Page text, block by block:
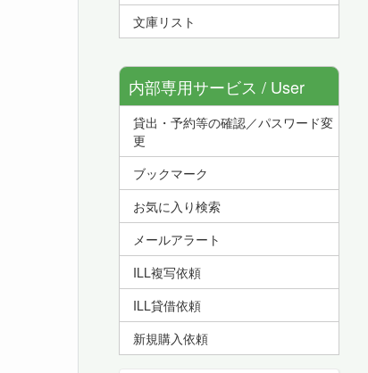
文庫リスト
内部専用サービス / User
Service
貸出・予約等の確認／パスワード変
更
ブックマーク
お気に入り検索
メールアラート
ILL複写依頼
ILL貸借依頼
新規購入依頼